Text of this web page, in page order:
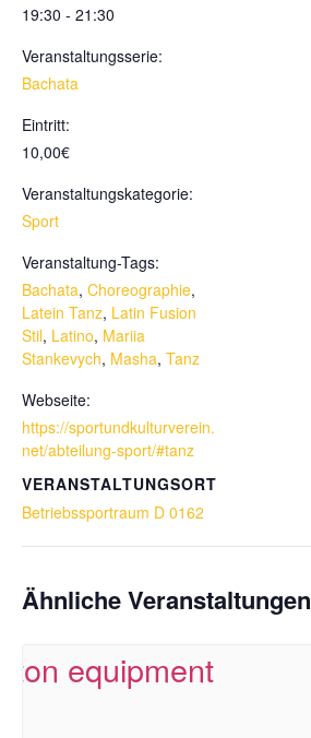
19:30 - 21:30
Veranstaltungsserie:
Bachata
Eintritt:
10,00€
Veranstaltungskategorie:
Sport
Veranstaltung-Tags:
Bachata, Choreographie,
Latein Tanz, Latin Fusion
Stil, Latino, Mariia
Stankevych, Masha, Tanz
Webseite:
https://sportundkulturverein.
net/abteilung-sport/#tanz
VERANSTALTUNGSORT
Betriebssportraum D 0162
Ähnliche Veranstaltungen